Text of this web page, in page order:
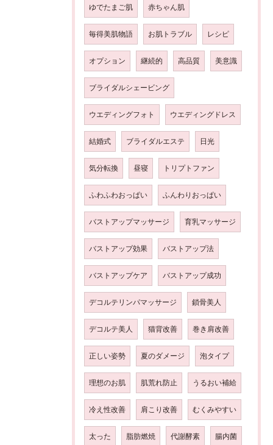
ゆでたまご肌 赤ちゃん肌
毎得美肌物語 お肌トラブル レシピ
オプション 継続的 高品質 美意識
ブライダルシェービング
ウエディングフォト ウエディングドレス
結婚式 ブライダルエステ 日光
気分転換 昼寝 トリプトファン
ふわふわおっぱい ふんわりおっぱい
バストアップマッサージ 育乳マッサージ
バストアップ効果 バストアップ法
バストアップケア バストアップ成功
デコルテリンパマッサージ 鎖骨美人
デコルテ美人 猫背改善 巻き肩改善
正しい姿勢 夏のダメージ 泡タイプ
理想のお肌 肌荒れ防止 うるおい補給
冷え性改善 肩こり改善 むくみやすい
太った 脂肪燃焼 代謝酵素 腸内菌